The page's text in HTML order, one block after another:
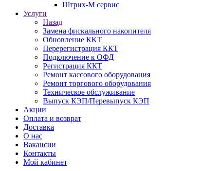
Штрих-М сервис
Услуги
Назад
Замена фискального накопителя
Обновление ККТ
Перерегистрация ККТ
Подключение к ОФД
Регистрация ККТ
Ремонт кассового оборудования
Ремонт торгового оборудования
Техническое обслуживание
Выпуск КЭП/Перевыпуск КЭП
Акции
Оплата и возврат
Доставка
О нас
Вакансии
Контакты
Мой кабинет